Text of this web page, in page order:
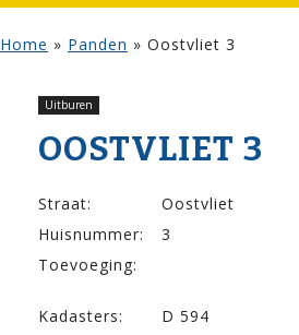
Home » Panden » Oostvliet 3
Uitburen
OOSTVLIET 3
Straat:
Oostvliet
Huisnummer:
3
Toevoeging:
Kadasters:
D 594